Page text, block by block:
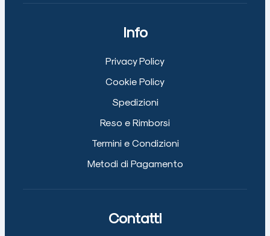
Info
Privacy Policy
Cookie Policy
Spedizioni
Reso e Rimborsi
Termini e Condizioni
Metodi di Pagamento
Contatti